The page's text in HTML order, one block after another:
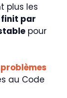
plus les
par
pour
problèmes
au Code